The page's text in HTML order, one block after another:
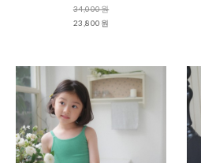
34,000원
23,800원